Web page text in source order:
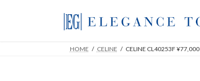
HOME CELINE CELINE CL40253F ¥77,000